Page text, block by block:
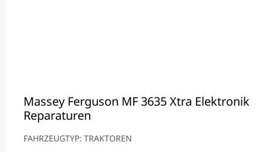
Massey Ferguson MF 3635 Xtra Elektronik
Reparaturen
FAHRZEUGTYP: TRAKTOREN